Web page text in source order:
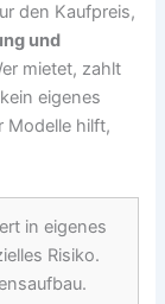
den Kaufpreis,
und
mietet, zahlt
eigenes
Modelle hilft,
in eigenes
Risiko.